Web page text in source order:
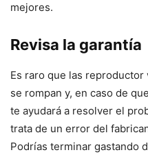
mejores.
Revisa la garantía
Es raro que las reproductor
se rompan y, en caso de
te ayudará a resolver el
trata de un error del
Podrías terminar gastando